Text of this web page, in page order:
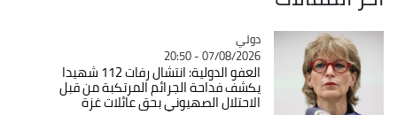
Catégorie
دولي
07/08/2026 - 20:50
العفو الدولية: انتشال رفات 112 شهيدا
يكشف فداحة الجرائم المرتكبة من قبل
الاحتلال الصهيوني بحق عائلات غزة